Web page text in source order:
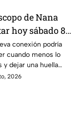
de Nana
hoy sábado 8
del 2026 para
una
inesperada
transformar tus
conexión podría
cuando menos lo
y dejar una huella
2026